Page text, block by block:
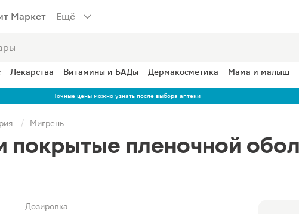
Маркет Ещё
Лекарства Витамины и БАДы Дермакосметика Мама и малыш
Точные цены можно узнать после выбора аптеки
Мигрень
покрытые пленочной
Дозировка